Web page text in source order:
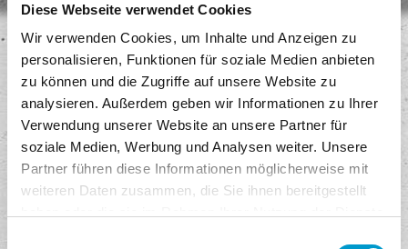
Diese Webseite verwendet Cookies
Wir verwenden Cookies, um Inhalte und Anzeigen zu
personalisieren, Funktionen für soziale Medien anbieten
zu können und die Zugriffe auf unsere Website zu
analysieren. Außerdem geben wir Informationen zu Ihrer
Verwendung unserer Website an unsere Partner für
soziale Medien, Werbung und Analysen weiter. Unsere
Partner führen diese Informationen möglicherweise mit
weiteren Daten zusammen, die Sie ihnen bereitgestellt
Keine Versandkosten
Egal, wie viel Sie kaufen, Sie bezahlen keine Versandkosten!
Sicheres Einkaufen
Unser Shop ist mit modernster Sicherheitssoftware ausgestattet.
Kostenlose Rückgabe